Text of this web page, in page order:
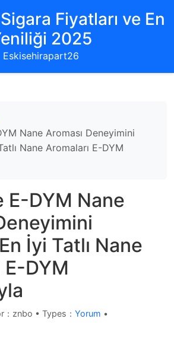
Fiyatları ve En
2025
Eskisehirapart26
Nane Aroması Deneyimini
Nane Aromaları E-DYM
E-DYM Nane
İyi Tatlı Nane
E-DYM
：znbo • Types： Yorum •